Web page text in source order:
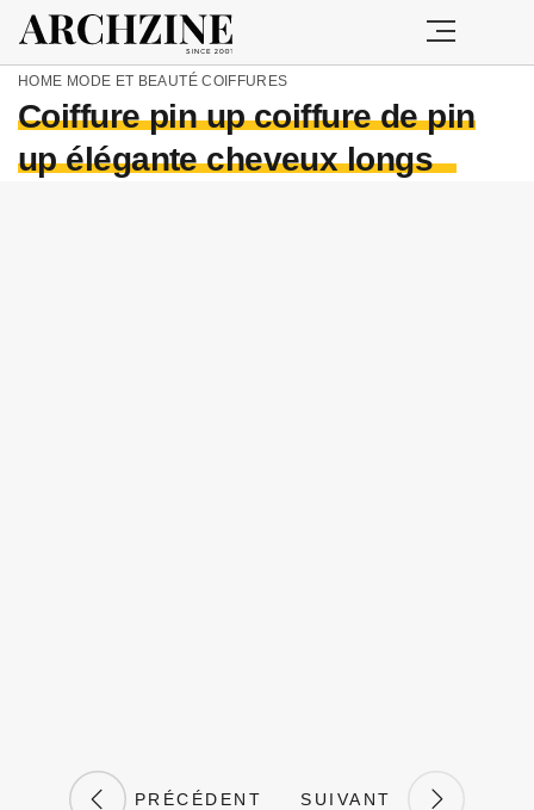
HOME MODE ET BEAUTÉ COIFFURES
Coiffure pin up coiffure de pin
up élégante cheveux longs
PRÉCÉDENT SUIVANT